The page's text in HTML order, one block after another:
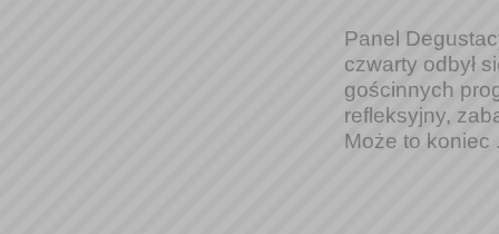
Panel
czwarty odbył
gościnnych
refleksyjny,
Może to koniec